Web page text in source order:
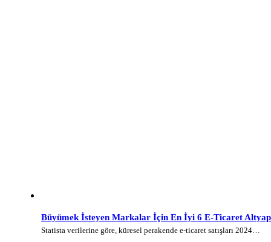
Büyümek İsteyen Markalar İçin En İyi 6 E-Ticaret
Statista verilerine göre, küresel perakende e-ticaret satışları 2024…